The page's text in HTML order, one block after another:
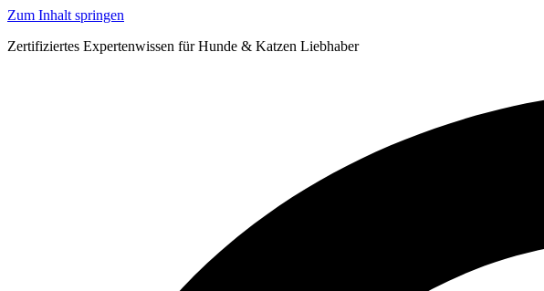
Zum Inhalt springen
Zertifiziertes Expertenwissen für Hunde & Katzen Liebhaber